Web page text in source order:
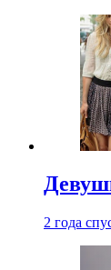
2 года